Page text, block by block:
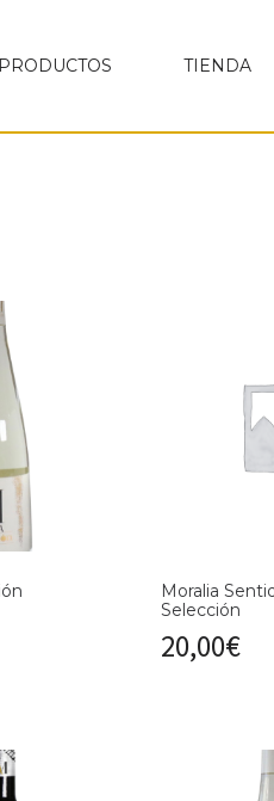
PRODUCTOS TIENDA
Moralia
Selección
20,00€